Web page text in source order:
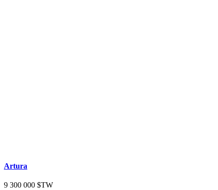
Artura
9 300 000 $TW